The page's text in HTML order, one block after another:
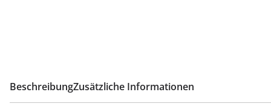
BeschreibungZusätzliche Informationen